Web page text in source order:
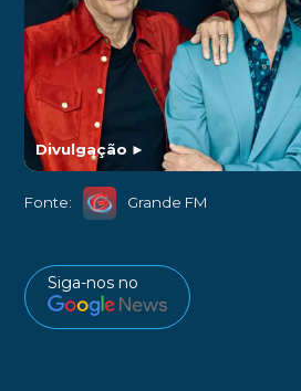
Divulgação ►
Fonte: Grande FM
Siga-nos no